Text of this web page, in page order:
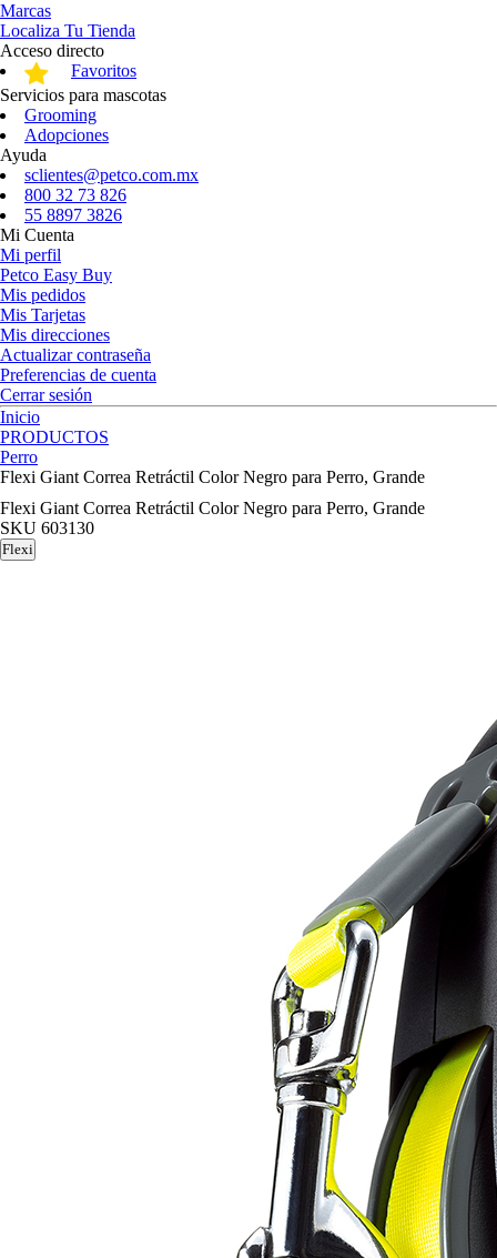
Marcas
Localiza Tu Tienda
Acceso directo
Favoritos
Servicios para mascotas
Grooming
Adopciones
Ayuda
sclientes@petco.com.mx
800 32 73 826
55 8897 3826
Mi Cuenta
Mi perfil
Petco Easy Buy
Mis pedidos
Mis Tarjetas
Mis direcciones
Actualizar contraseña
Preferencias de cuenta
Cerrar sesión
Inicio
PRODUCTOS
Perro
Flexi Giant Correa Retráctil Color Negro para Perro, Grande
Flexi Giant Correa Retráctil Color Negro para Perro, Grande
SKU 603130
Flexi